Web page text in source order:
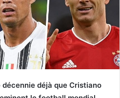
décennie déjà que Cristiano